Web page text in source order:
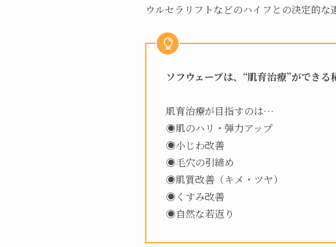
ウルセラリフトなどのハイフとの決定的な
ソフウェーブは、“肌育治療”ができ
肌育治療が目指すのは…
◉肌のハリ・弾力アップ
◉小じわ改善
◉毛穴の引締め
◉肌質改善（キメ・ツヤ）
◉くすみ改善
◉自然な若返り